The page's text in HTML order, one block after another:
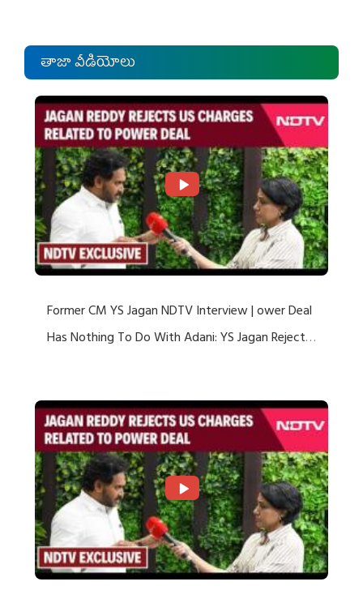
తాజా వీడియోలు
Former CM YS Jagan NDTV Interview | ower Deal
Has Nothing To Do With Adani: YS Jagan Rejects